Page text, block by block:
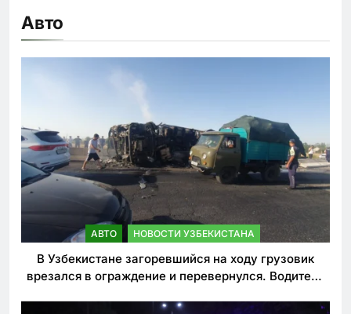
Авто
АВТО НОВОСТИ УЗБЕКИСТАНА
В Узбекистане загоревшийся на ходу грузовик
врезался в ограждение и перевернулся. Водитель